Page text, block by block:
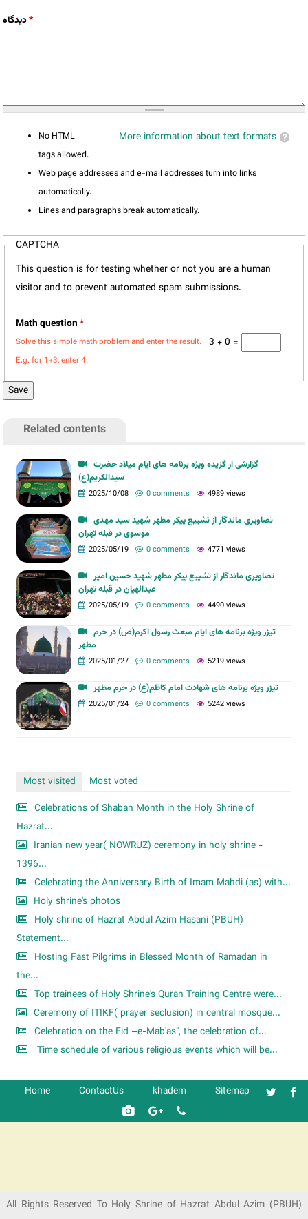
دیدگاه*
More information about text formats
No HTML
tags allowed.
Web page addresses and e-mail addresses turn into links
automatically.
Lines and paragraphs break automatically.
CAPTCHA
This question is for testing whether or not you are a human
visitor and to prevent automated spam submissions.
Math question*
3 + 0 =
Solve this simple math problem and enter the result.
E.g. for 1+3, enter 4.
Related contents
گزارشی از گزیده ویژه برنامه های ایام میلاد حضرت
سیدالکریم(ع)
2025/10/08 0 comments 4989 views
تصاویری ماندگار از تشییع پیکر مطهر شهید سید مهدی
موسوی در قبله تهران
2025/05/19 0 comments 4771 views
تصاویری ماندگار از تشییع پیکر مطهر شهید حسین امیر
عبدالهیان در قبله تهران
2025/05/19 0 comments 4490 views
تیزر ویژه برنامه های ایام مبعث رسول اکرم(ص) در حرم
مطهر
2025/01/27 0 comments 5219 views
تیزر ویژه برنامه های شهادت امام کاظم(ع) در حرم مطهر
2025/01/24 0 comments 5242 views
Most visited
Most voted
Celebrations of Shaban Month in the Holy Shrine of
Hazrat...
Iranian new year( NOWRUZ) ceremony in holy shrine -
1396...
Celebrating the Anniversary Birth of Imam Mahdi (as) with...
Holy shrine's photos
Holy shrine of Hazrat Abdul Azim Hasani (PBUH)
Statement...
Hosting Fast Pilgrims in Blessed Month of Ramadan in
the...
Top trainees of Holy Shrine's Quran Training Centre were...
Ceremony of ITIKF( prayer seclusion) in central mosque...
Celebration on the Eid –e-Mab'as", the celebration of...
Time schedule of various religious events which will be...
Home ContactUs khadem Sitemap
All Rights Reserved To Holy Shrine of Hazrat Abdul Azim (PBUH)